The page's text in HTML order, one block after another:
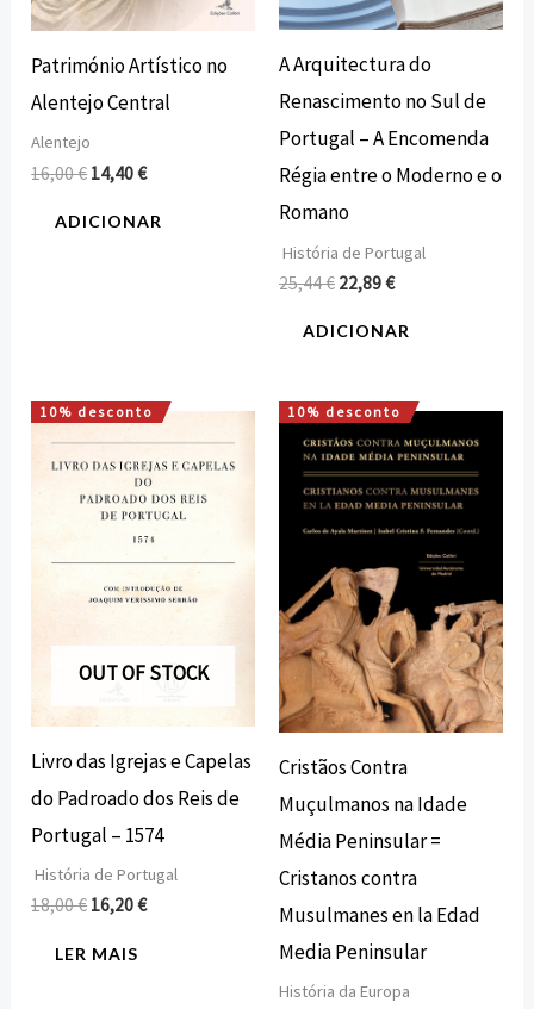
Património Artístico no
Alentejo Central
Alentejo
16,00€ 14,40€
ADICIONAR
A Arquitectura do
Renascimento no Sul de
Portugal – A Encomenda
Régia entre o Moderno e o
Romano
História de Portugal
25,44€ 22,89€
ADICIONAR
10% desconto
OUT OF STOCK
Livro das Igrejas e Capelas
do Padroado dos Reis de
Portugal – 1574
História de Portugal
18,00€
O
preço
original
era:
18,00 €.
16,20€
O
preço
atual
é:
16,20 €.
LER MAIS
10% desconto
Cristãos Contra
Muçulmanos na Idade
Média Peninsular =
Cristanos contra
Musulmanes en la Edad
Media Peninsular
História da Europa
O
preço
original
era:
18,00 €.
O
preço
atual
é:
16,20 €.